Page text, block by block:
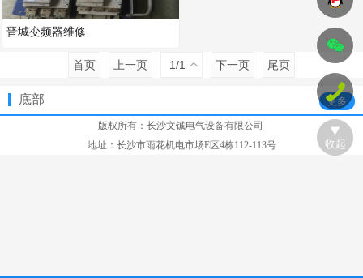
晋城变频器维修
首页 上一页 1/1 下一页 尾页
底部 更多
版权所有： 长沙文铖电气设备有限公司
地址：长沙市雨花机电市场E区4栋112-113号
收起